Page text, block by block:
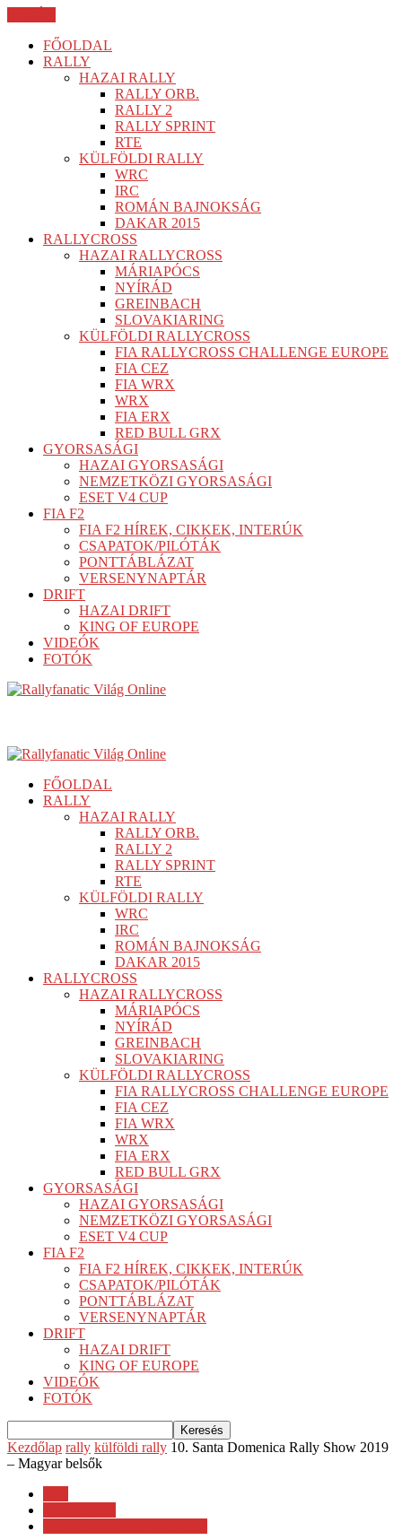
FŐOLDAL
RALLY
HAZAI RALLY
RALLY ORB.
RALLY 2
RALLY SPRINT
RTE
KÜLFÖLDI RALLY
WRC
IRC
ROMÁN BAJNOKSÁG
DAKAR 2015
RALLYCROSS
HAZAI RALLYCROSS
MÁRIAPÓCS
NYÍRÁD
GREINBACH
SLOVAKIARING
KÜLFÖLDI RALLYCROSS
FIA RALLYCROSS CHALLENGE EUROPE
FIA CEZ
FIA WRX
WRX
FIA ERX
RED BULL GRX
GYORSASÁGI
HAZAI GYORSASÁGI
NEMZETKÖZI GYORSASÁGI
ESET V4 CUP
FIA F2
FIA F2 HÍREK, CIKKEK, INTERÚK
CSAPATOK/PILÓTÁK
PONTTÁBLÁZAT
VERSENYNAPTÁR
DRIFT
HAZAI DRIFT
KING OF EUROPE
VIDEÓK
FOTÓK
FŐOLDAL
RALLY
HAZAI RALLY
RALLY ORB.
RALLY 2
RALLY SPRINT
RTE
KÜLFÖLDI RALLY
WRC
IRC
ROMÁN BAJNOKSÁG
DAKAR 2015
RALLYCROSS
HAZAI RALLYCROSS
MÁRIAPÓCS
NYÍRÁD
GREINBACH
SLOVAKIARING
KÜLFÖLDI RALLYCROSS
FIA RALLYCROSS CHALLENGE EUROPE
FIA CEZ
FIA WRX
WRX
FIA ERX
RED BULL GRX
GYORSASÁGI
HAZAI GYORSASÁGI
NEMZETKÖZI GYORSASÁGI
ESET V4 CUP
FIA F2
FIA F2 HÍREK, CIKKEK, INTERÚK
CSAPATOK/PILÓTÁK
PONTTÁBLÁZAT
VERSENYNAPTÁR
DRIFT
HAZAI DRIFT
KING OF EUROPE
VIDEÓK
FOTÓK
Kezdőlap rally külföldi rally 10. Santa Domenica Rally Show 2019
– Magyar belsők